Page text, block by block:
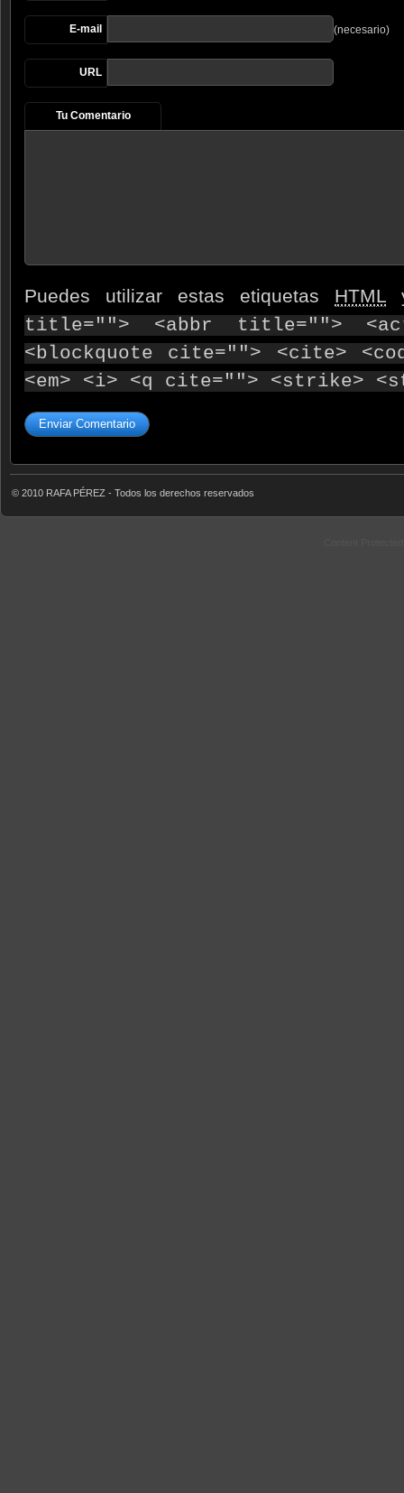
E-mail (necesario)
URL
Tu Comentario
Puedes utilizar estas etiquetas HTML
title=""> <abbr title="">
<blockquote cite=""> <cite>
<em> <i> <q cite=""> <strike>
© 2010 RAFA PÉREZ - Todos los derechos reservados